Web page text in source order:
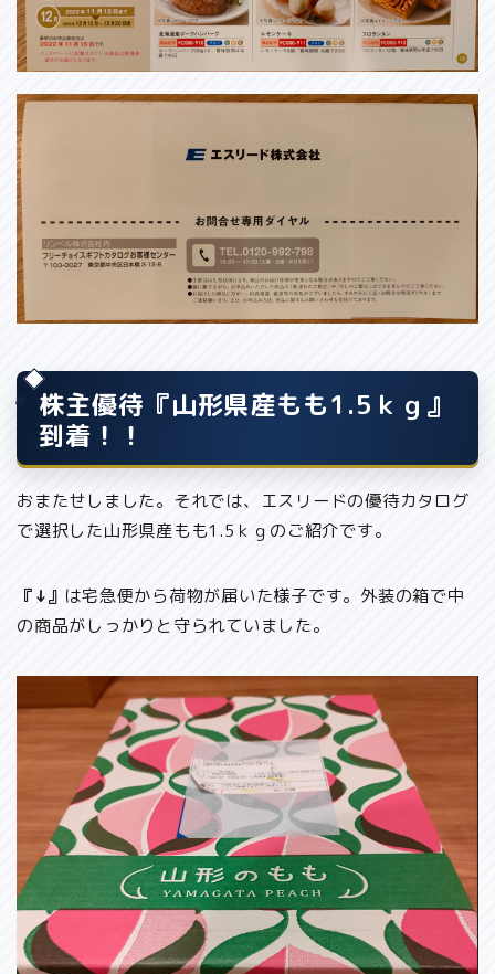
株主優待『山形県産もも1.5ｋｇ』
到着！！
おまたせしました。それでは、エスリードの優待カタログ
で選択した山形県産もも1.5ｋｇのご紹介です。
『↓』 は宅急便から荷物が届いた様子です。外装の箱で中
の商品がしっかりと守られていました。